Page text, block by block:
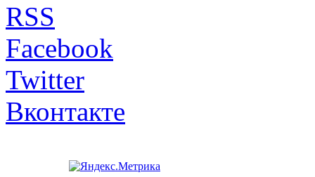
RSS
Facebook
Twitter
Вконтакте